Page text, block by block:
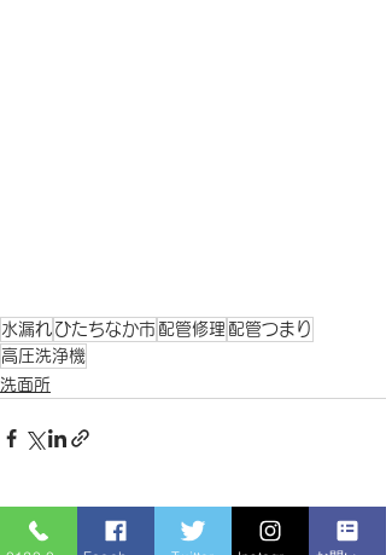
水漏れ ひたちなか市 配管修理 配管つまり
高圧洗浄機
洗面所
最新記事 すべて表示